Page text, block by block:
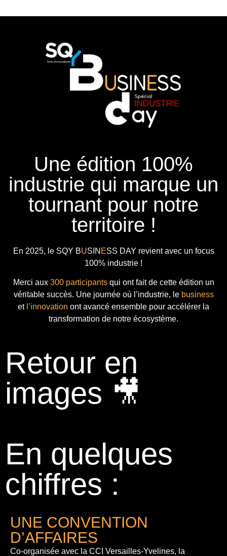
Une édition 100%
industrie qui marque un
tournant pour notre
territoire !
En 2025, le SQY BUSIN ESS DAY revient avec un focus
100% industrie !
Merci aux 300 participantsqui ont fait de cette édition un
véritable succès. Une journée où l’industrie, le business
et l’innovation ont avancé ensemble pour accélérer la
transformation de notre écosystème.
Retour en
images 🎥
En quelques
chiffres :
UNE CONVENTION
D’AFFAIRES
Co-organisée avec la CCI Versailles-Yvelines, la